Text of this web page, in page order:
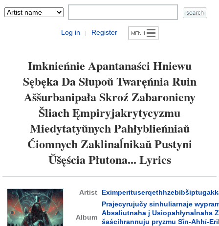
Log in | Register
Imknieńnie Apantanaści Hniewu
Sębęka Da Słupoŭ Twaręńnia Ruin
Aššurbanipała Skroź Zabaronieny
Šliach Ęmpiryjakrytycyzmu
Miedytatyŭnych Pahłyblieńniaŭ
Ćiomnych Zaklinaĺnikaŭ Pustyni
Ŭšęścia Płutona... Lyrics
Artist
Album
Prajecyrujučy sinhuliarnaje
Absaliutnaha j Usiopahłynaĺnaha
šaścihrannuju pryzmu Sîn-Ahhī-